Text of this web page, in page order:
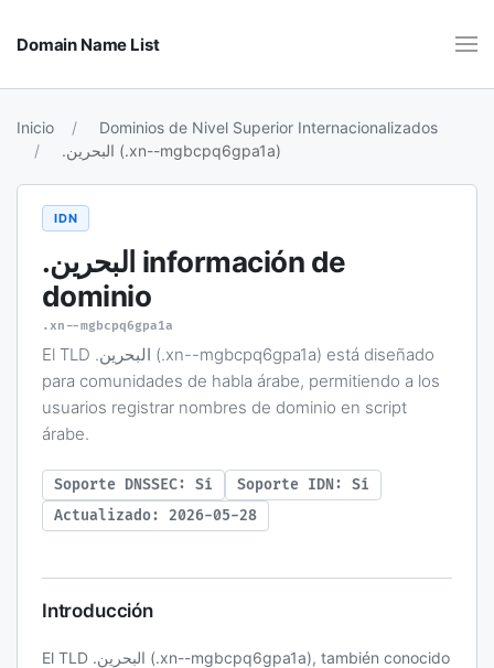
Domain Name List
Inicio
Dominios de Nivel Superior Internacionalizados
.البحرين (.xn--mgbcpq6gpa1a)
IDN
.البحرين información de
dominio
.xn--mgbcpq6gpa1a
El TLD .البحرين (.xn--mgbcpq6gpa1a) está diseñado
para comunidades de habla árabe, permitiendo a los
usuarios registrar nombres de dominio en script
árabe.
Soporte DNSSEC: Sí
Soporte IDN: Sí
Actualizado: 2026-05-28
Introducción
El TLD .البحرين (.xn--mgbcpq6gpa1a), también conocido